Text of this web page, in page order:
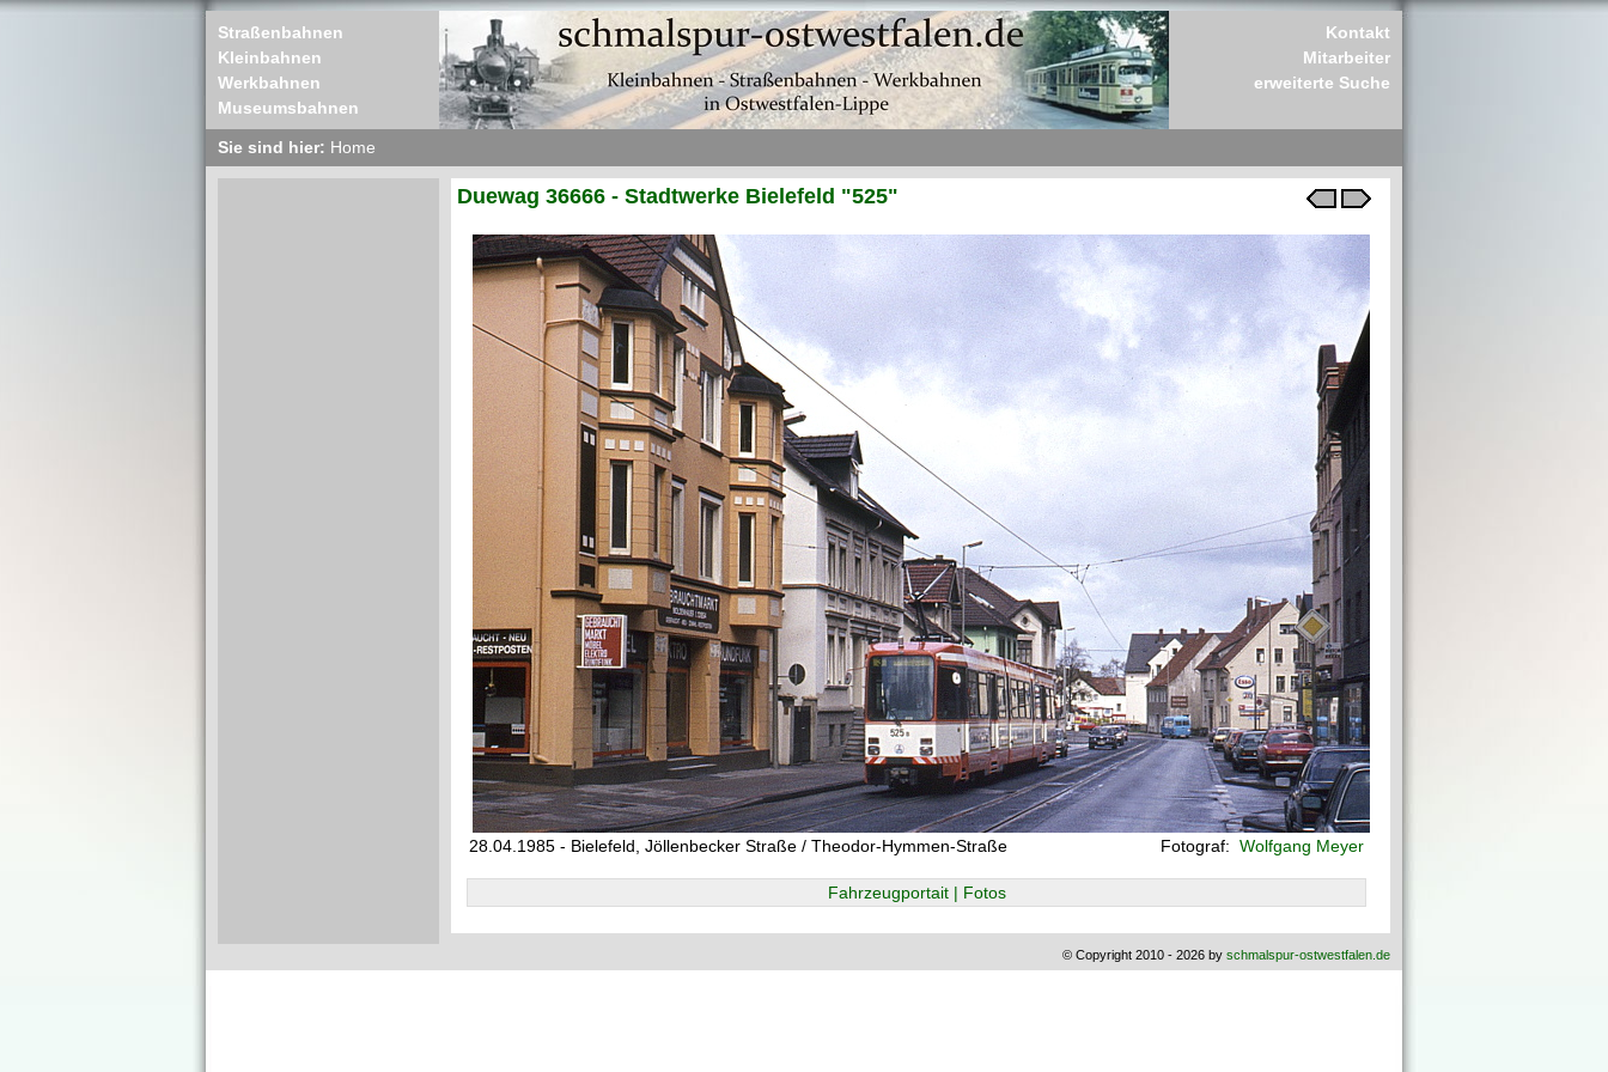
Straßenbahnen
Kleinbahnen
Werkbahnen
Museumsbahnen
Kontakt
Mitarbeiter
erweiterte Suche
Sie sind hier: Home
Duewag 36666 - Stadtwerke Bielefeld "525"
28.04.1985 - Bielefeld, Jöllenbecker Straße / Theodor-Hymmen-Straße Fotograf: Wolfgang Meyer
Fahrzeugportait | Fotos
© Copyright 2010 - 2026 by schmalspur-ostwestfalen.de